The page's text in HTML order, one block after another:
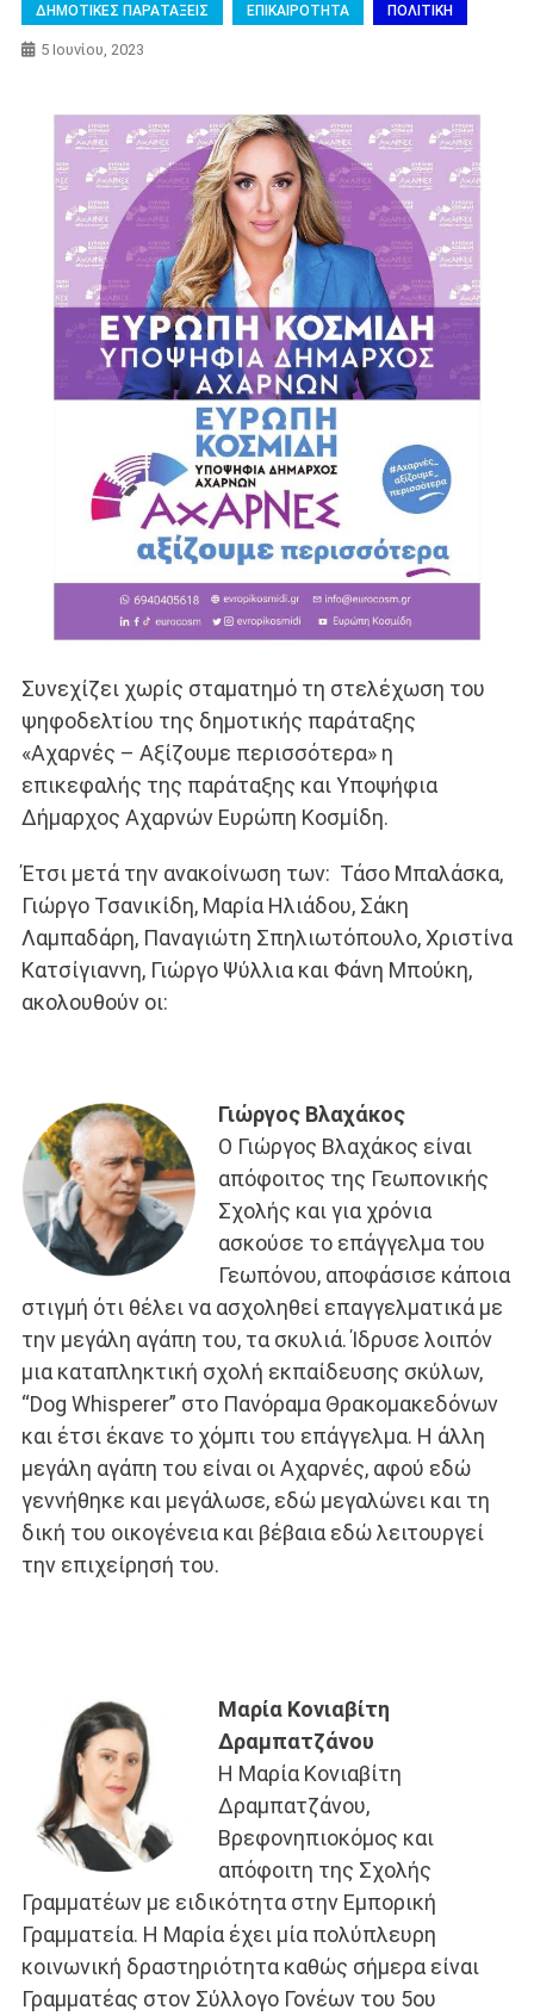
ΔΗΜΟΤΙΚΕΣ ΠΑΡΑΤΑΞΕΙΣ ΕΠΙΚΑΙΡΟΤΗΤΑ ΠΟΛΙΤΙΚΗ
5 Ιουνίου, 2023
Συνεχίζει χωρίς σταματημό τη στελέχωση του
ψηφοδελτίου της δημοτικής παράταξης
«Αχαρνές – Αξίζουμε περισσότερα» η
επικεφαλής της παράταξης και Υποψήφια
∆ήμαρχος Αχαρνών Ευρώπη Κοσμίδη.
Έτσι μετά την ανακοίνωση των: Τάσο Μπαλάσκα,
Γιώργο Τσανικίδη, Μαρία Ηλιάδου, Σάκη
Λαμπαδάρη, Παναγιώτη Σπηλιωτόπουλο, Χριστίνα
Κατσίγιαννη, Γιώργο Ψύλλια και Φάνη Μπούκη,
ακολουθούν οι:
Γιώργος Βλαχάκος
Ο Γιώργος Βλαχάκος είναι
απόφοιτος της Γεωπονικής
Σχολής και για χρόνια
ασκούσε το επάγγελμα του
Γεωπόνου, αποφάσισε κάποια
στιγμή ότι θέλει να ασχοληθεί επαγγελματικά με
την μεγάλη αγάπη του, τα σκυλιά. Ίδρυσε λοιπόν
μια καταπληκτική σχολή εκπαίδευσης σκύλων,
“Dog Whisperer” στο Πανόραμα Θρακομακεδόνων
και έτσι έκανε το χόμπι του επάγγελμα. Η άλλη
μεγάλη αγάπη του είναι οι Αχαρνές, αφού εδώ
γεννήθηκε και μεγάλωσε, εδώ μεγαλώνει και τη
δική του οικογένεια και βέβαια εδώ λειτουργεί
την επιχείρησή του.
Μαρία Κονιαβίτη
Δραμπατζάνου
H Μαρία Κονιαβίτη
Δραμπατζάνου,
Βρεφονηπιοκόμος και
απόφοιτη της Σχολής
Γραμματέων με ειδικότητα στην Εμπορική
Γραμματεία. Η Μαρία έχει μία πολύπλευρη
κοινωνική δραστηριότητα καθώς σήμερα είναι
Γραμματέας στον Σύλλογο Γονέων του 5ου